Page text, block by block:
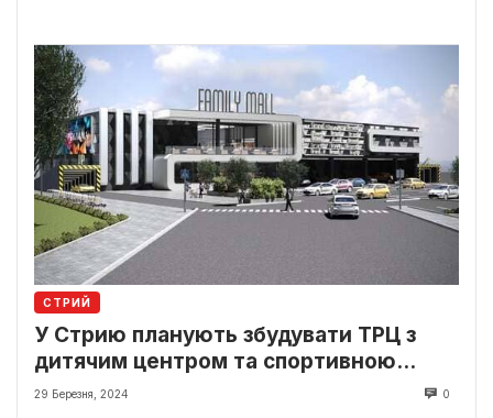
СТРИЙ
У Стрию планують збудувати ТРЦ з
дитячим центром та спортивною
ареною
29 Березня, 2024 0